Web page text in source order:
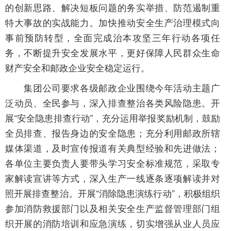
的创新思路、解决短板问题的务实举措、防范遏制重
特大事故的实战能力。加快推动安全生产治理模式向
事前预防转型，全面完成治本攻坚三年行动各项任
务，不断提升安全发展水平，更好保障人民群众生命
财产安全和邮政企业安全稳定运行。
集团公司要求各级邮政企业围绕今年活动主题广
泛动员、全民参与，深入排查整治各类风险隐患。开
展“安全隐患排查行动”，充分运用举报奖励机制，鼓励
全员排查、报告身边的安全隐患；充分利用邮政所辖
媒体渠道，及时宣传报道有关典型经验和先进做法；
各单位主要负责人要带头学习安全标准规范，采取专
家解读宣讲等方式，深入生产一线逐条逐项解读并对
照开展排查整治。开展“消除隐患演练行动”，积极组织
参加消防救援部门以及相关安全生产监督管理部门组
织开展的消防培训和应急演练，切实增强从业人员应